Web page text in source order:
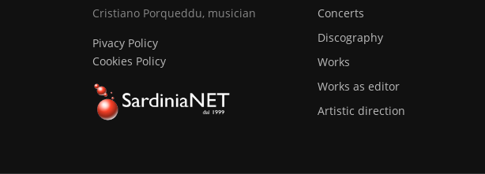
Cristiano Porqueddu, musician
Pivacy Policy
Cookies Policy
Concerts
Discography
Works
Works as editor
Artistic direction